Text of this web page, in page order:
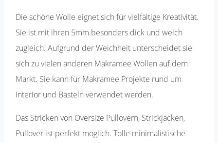
Die schöne Wolle eignet sich für vielfältige Kreativität.
Sie ist mit ihren 5mm besonders dick und weich
zugleich. Aufgrund der Weichheit unterscheidet sie
sich zu vielen anderen Makramee Wollen auf dem
Markt. Sie kann für Makramee Projekte rund um
Interior und Basteln verwendet werden.
Das Stricken von Oversize Pullovern, Strickjacken,
Pullover ist perfekt möglich. Tolle minimalistische